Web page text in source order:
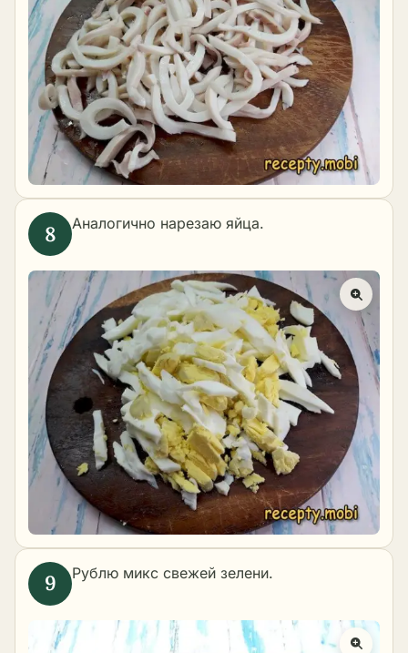
Аналогично нарезаю яйца.
Рублю микс свежей зелени.